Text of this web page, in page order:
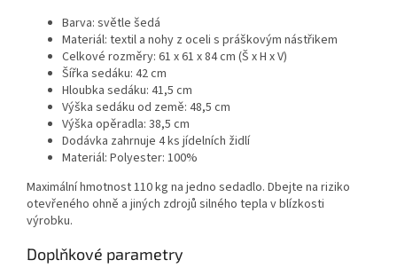
Barva: světle šedá
Materiál: textil a nohy z oceli s práškovým nástřikem
Celkové rozměry: 61 x 61 x 84 cm (Š x H x V)
Šířka sedáku: 42 cm
Hloubka sedáku: 41,5 cm
Výška sedáku od země: 48,5 cm
Výška opěradla: 38,5 cm
Dodávka zahrnuje 4 ks jídelních židlí
Materiál: Polyester: 100%
Maximální hmotnost 110 kg na jedno sedadlo. Dbejte na riziko
otevřeného ohně a jiných zdrojů silného tepla v blízkosti
výrobku.
Doplňkové parametry